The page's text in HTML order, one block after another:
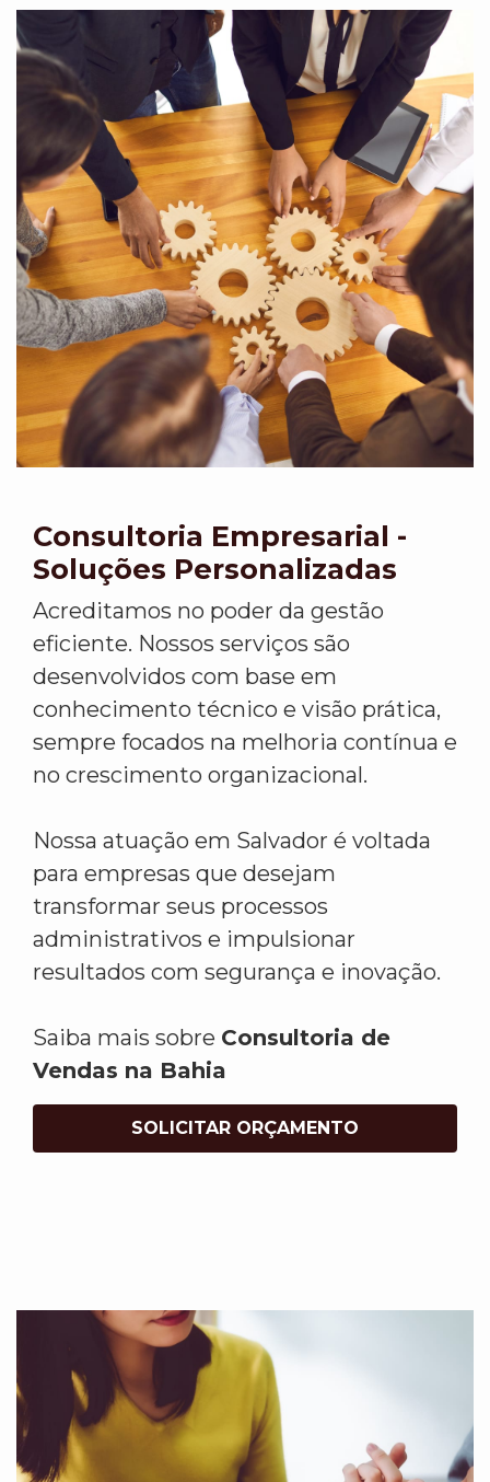
Consultoria Empresarial -
Soluções Personalizadas
Acreditamos no poder da gestão
eficiente. Nossos serviços são
desenvolvidos com base em
conhecimento técnico e visão prática,
sempre focados na melhoria contínua e
no crescimento organizacional.
Nossa atuação em Salvador é voltada
para empresas que desejam
transformar seus processos
administrativos e impulsionar
resultados com segurança e inovação.
Saiba mais sobre Consultoria de
Vendas na Bahia
SOLICITAR ORÇAMENTO